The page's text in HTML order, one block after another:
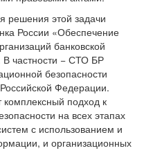
этой задачи
России «Обеспечение
банковской
частности − СТО БР
безопасности
Федерации.
подход к
на всех этапах
с использованием и
и организационных